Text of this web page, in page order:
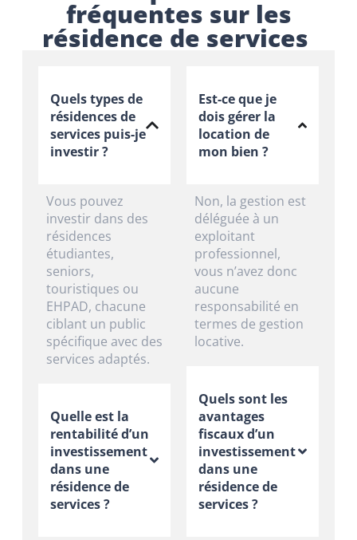
fréquentes sur les
résidence de services
Quels types de
résidences de
services puis-je
investir ?
Vous pouvez
investir dans des
résidences
étudiantes,
seniors,
touristiques ou
EHPAD, chacune
ciblant un public
spécifique avec des
services adaptés.
Quelle est la
rentabilité d’un
investissement
dans une
résidence de
services ?
Est-ce que je
dois gérer la
location de
mon bien ?
Non, la gestion est
déléguée à un
exploitant
professionnel,
vous n’avez donc
aucune
responsabilité en
termes de gestion
locative.
Quels sont les
avantages
fiscaux d’un
investissement
dans une
résidence de
services ?